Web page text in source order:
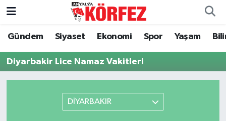
Gündem Siyaset Ekonomi Spor Yaşam
Diyarbakir Lice Namaz Vakitleri
DİYARBAKIR
Gündem
Siyaset
Nöbetçi Eczaneler
Hava Durumu